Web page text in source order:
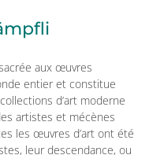
aux œuvres
entier et constitue
d’art moderne
artistes et mécènes
les œuvres d’art ont été
leur descendance, ou